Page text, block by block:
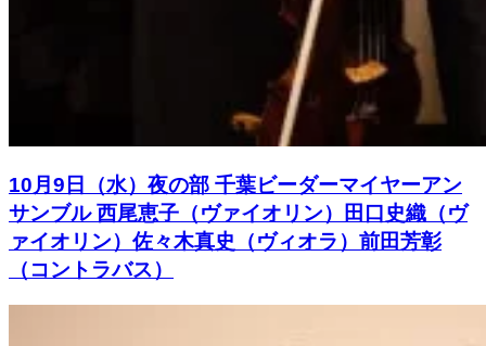
10月9日（水）夜の部 千葉ビーダーマイヤーアン
サンブル 西尾恵子（ヴァイオリン）田口史織（ヴ
ァイオリン）佐々木真史（ヴィオラ）前田芳彰
（コントラバス）